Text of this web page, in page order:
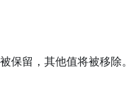
保留，其他值将被移除。